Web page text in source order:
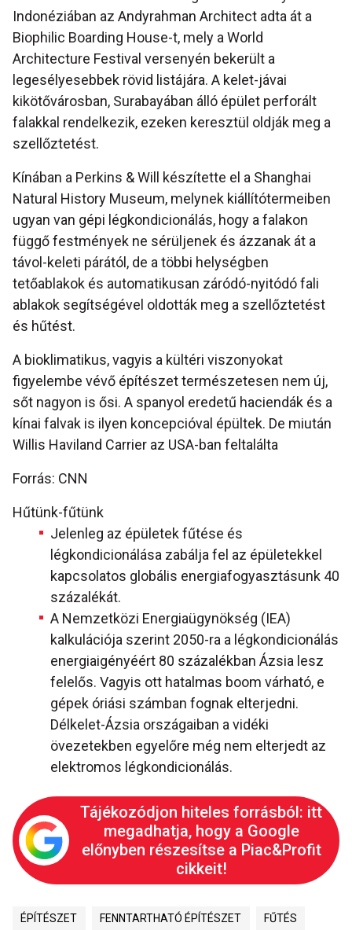
Indonéziában az Andyrahman Architect adta át a
Biophilic Boarding House-t, mely a World
Architecture Festival versenyén bekerült a
legesélyesebbek rövid listájára. A kelet-jávai
kikötővárosban, Surabayában álló épület perforált
falakkal rendelkezik, ezeken keresztül oldják meg a
szellőztetést.
Kínában a Perkins & Will készítette el a Shanghai
Natural History Museum, melynek kiállítótermeiben
ugyan van gépi légkondicionálás, hogy a falakon
függő festmények ne sérüljenek és ázzanak át a
távol-keleti párától, de a többi helységben
tetőablakok és automatikusan záródó-nyitódó fali
ablakok segítségével oldották meg a szellőztetést
és hűtést.
A bioklimatikus, vagyis a kültéri viszonyokat
figyelembe vévő építészet természetesen nem új,
sőt nagyon is ősi. A spanyol eredetű haciendák és a
kínai falvak is ilyen koncepcióval épültek. De miután
Willis Haviland Carrier az USA-ban feltalálta
Forrás: CNN
Hűtünk-fűtünk
Jelenleg az épületek fűtése és
légkondicionálása zabálja fel az épületekkel
kapcsolatos globális energiafogyasztásunk 40
százalékát.
A Nemzetközi Energiaügynökség (IEA)
kalkulációja szerint 2050-ra a légkondicionálás
energiaigényéért 80 százalékban Ázsia lesz
felelős. Vagyis ott hatalmas boom várható, e
gépek óriási számban fognak elterjedni.
Délkelet-Ázsia országaiban a vidéki
övezetekben egyelőre még nem elterjedt az
elektromos légkondicionálás.
Tájékozódjon hiteles forrásból: itt
megadhatja, hogy a Google
előnyben részesítse a Piac&Profit
cikkeit!
ÉPÍTÉSZET FENNTARTHATÓ ÉPÍTÉSZET FŰTÉS